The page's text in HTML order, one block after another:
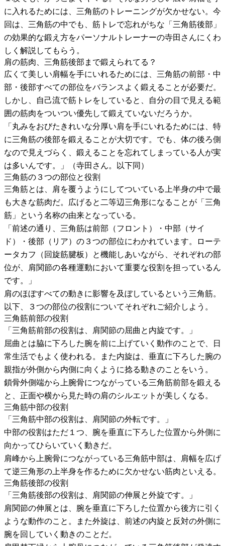
に入れるためには、三角筋のトレーニングが欠かせない。今
回は、三角筋の中でも、筋トレで忘れがちな「三角筋後部」
の効果的な鍛え方をパーソナルトレーナーの寺田さんにくわ
しく解説してもらう。
肩の筋肉、三角筋後部まで鍛えられてる？
広くて美しい肩幅を手にいれるためには、三角筋の前部・中
部・後部すべての部位をバランスよく鍛えることが必要だ。
しかし、自己流で筋トレをしていると、自分の目で見える範
囲の筋肉をついつい優先して鍛えていないだろうか。
「丸みをおびたきれいな分厚い肩を手にいれるためには、特
に三角筋の後部を鍛えることが大切です。でも、体の後ろ側
なので見えづらく、鍛えることを忘れてしまっている人が実
は多いんです。」（寺田さん。以下同）
三角筋の３つの部位と役割
三角筋とは、肩を覆うようにしてついている上半身の中で最
も大きな筋肉だ。広げると二等辺三角形になることが「三角
筋」という名称の由来となっている。
「前述の通り、三角筋は前部（フロント）・中部（サイ
ド）・後部（リア）の３つの部位にわかれています。ローテ
ータカフ（回旋筋腱板）と機能しあいながら、それぞれの部
位が、肩関節の各種運動において重要な役割を担っているん
です。」
肩のほぼすべての動きに影響を及ぼしているという三角筋。
以下、３つの部位の役割についてそれぞれご紹介しよう。
三角筋前部の役割
「三角筋前部の役割は、肩関節の屈曲と内旋です。」
屈曲とは脇に下ろした腕を前に上げていく動作のことで、日
常生活でもよく使われる。また内旋は、垂直に下ろした腕の
親指が外側から内側に向くように捻る動きのことをいう。
鎖骨外側端から上腕骨につながっている三角筋前部を鍛える
と、正面や横から見た時の肩のシルエットが美しくなる。
三角筋中部の役割
「三角筋中部の役割は、肩関節の外転です。」
中部の役割はただ１つ、腕を垂直に下ろした位置から外側に
向かってひらいていく動きだ。
肩峰から上腕骨につながっている三角筋中部は、肩幅を広げ
て逆三角形の上半身を作るために欠かせない筋肉といえる。
三角筋後部の役割
「三角筋後部の役割は、肩関節の伸展と外旋です。」
肩関節の伸展とは、腕を垂直に下ろした位置から後方に引く
ような動作のこと。また外旋は、前述の内旋と反対の外側に
腕を回していく動きのことだ。